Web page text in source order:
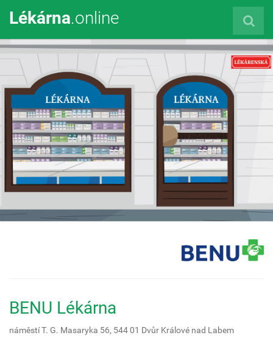
Lékárna.online
BENU Lékárna
náměstí T. G. Masaryka 56, 544 01 Dvůr Králové nad Labem